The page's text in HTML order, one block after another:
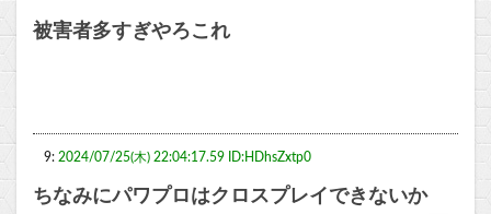
被害者多すぎやろこれ
9: 2024/07/25(木) 22:04:17.59 ID:HDhsZxtp0
ちなみにパワプロはクロスプレイできないか